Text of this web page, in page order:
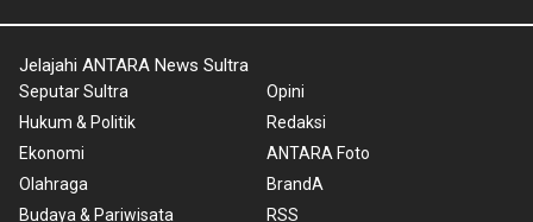
Jelajahi ANTARA News Sultra
Seputar Sultra
Hukum & Politik
Ekonomi
Olahraga
Budaya & Pariwisata
Opini
Redaksi
ANTARA Foto
BrandA
RSS